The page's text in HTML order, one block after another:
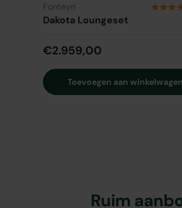
Fonteyn
Dakota Loungeset
€2.959,00
Toevoegen aan winkelwagen
Ruim